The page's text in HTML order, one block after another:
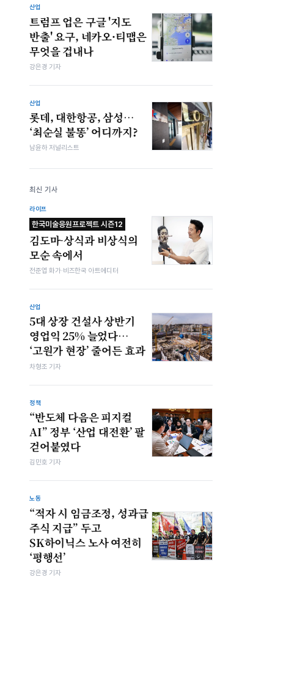
산업
트럼프 업은 구글 '지도
반출' 요구, 네카오·티맵은
무엇을 겁내나
강은경 기자
산업
롯데, 대한항공, 삼성…
‘최순실 불똥’ 어디까지?
남윤하 저널리스트
최신 기사
라이프
한국미술응원프로젝트 시즌12
김도마-상식과 비상식의
모순 속에서
전준엽 화가·비즈한국 아트에디터
산업
5대 상장 건설사 상반기
영업익 25% 늘었다…
‘고원가 현장’ 줄어든 효과
차형조 기자
정책
“반도체 다음은 피지컬
AI” 정부 ‘산업 대전환’ 팔
걷어붙였다
김민호 기자
노동
“적자 시 임금조정, 성과급
주식 지급” 두고
SK하이닉스 노사 여전히
‘평행선’
강은경 기자